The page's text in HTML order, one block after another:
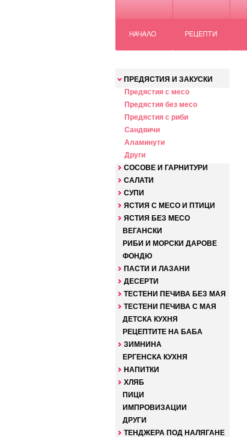
ПРЕДЯСТИЯ И ЗАКУСКИ
Предястия с месо
Предястия без месо
Предястия с риби
Сандвичи
Аламинути
Други
СОСОВЕ И ГАРНИТУРИ
САЛАТИ
СУПИ
ЯСТИЯ С МЕСО И ПТИЦИ
ЯСТИЯ БЕЗ МЕСО
ВЕГАНСКИ
РИБИ И МОРСКИ ДАРОВЕ
ФОНДЮ
ПАСТИ И ЛАЗАНИ
ДЕСЕРТИ
ТЕСТЕНИ ПЕЧИВА БЕЗ МАЯ
ТЕСТЕНИ ПЕЧИВА С МАЯ
ДЕТСКА КУХНЯ
РЕЦЕПТИТЕ НА БАБА
ЗИМНИНА
ЕРГЕНСКА КУХНЯ
НАПИТКИ
ХЛЯБ
ПИЦИ
ИМПРОВИЗАЦИИ
ДРУГИ
ТЕНДЖЕРА ПОД НАЛЯГАНЕ